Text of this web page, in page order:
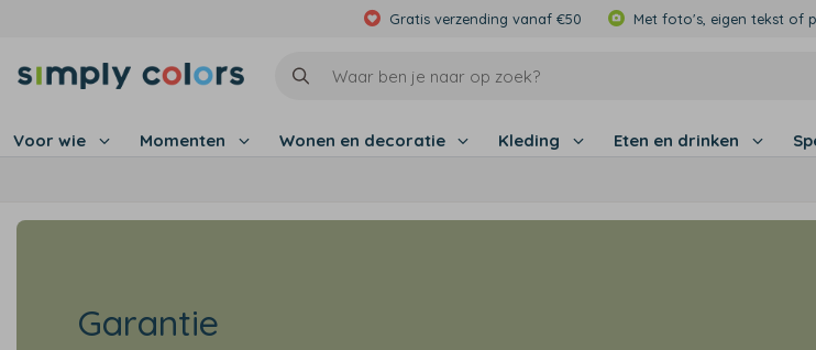
Gratis verzending vanaf €50 Met foto's, eigen tekst of
Voor wie Momenten Wonen en decoratie Kleding Eten en drinken
Garantie